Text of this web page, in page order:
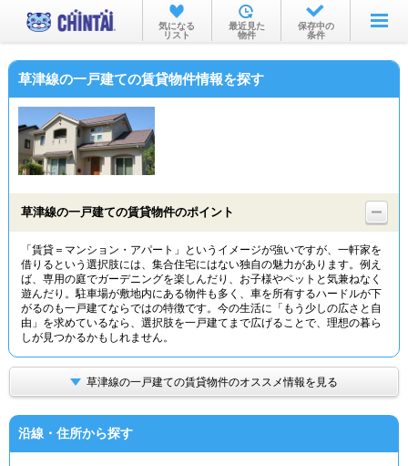
お部屋を探す
沿線・駅から
物件特集から
TOP
気になる
リスト
最近見た
物件
保存中の
条件
草津線の一戸建ての賃貸物件情報を探す
草津線の一戸建ての賃貸物件のポイント
「賃貸＝マンション・アパート」というイメージが強いですが、一軒家を
借りるという選択肢には、集合住宅にはない独自の魅力があります。例え
ば、専用の庭でガーデニングを楽しんだり、お子様やペットと気兼ねなく
遊んだり。駐車場が敷地内にある物件も多く、車を所有するハードルが下
がるのも一戸建てならではの特徴です。今の生活に「もう少しの広さと自
由」を求めているなら、選択肢を一戸建てまで広げることで、理想の暮ら
しが見つかるかもしれません。
草津線の一戸建ての賃貸物件のオススメ情報を見る
沿線・住所から探す